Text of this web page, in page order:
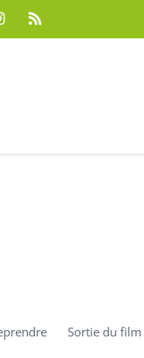
Instagram
Sortie du film